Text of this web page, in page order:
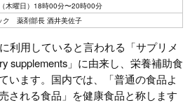
木曜日）18時00分〜20時00分
ク 薬剤部長 酒井美佐子
利用していると言われる「サプリメ
supplements」に由来し、栄養補助食
います。国内では、「普通の食品よ
される食品」を健康食品と称します